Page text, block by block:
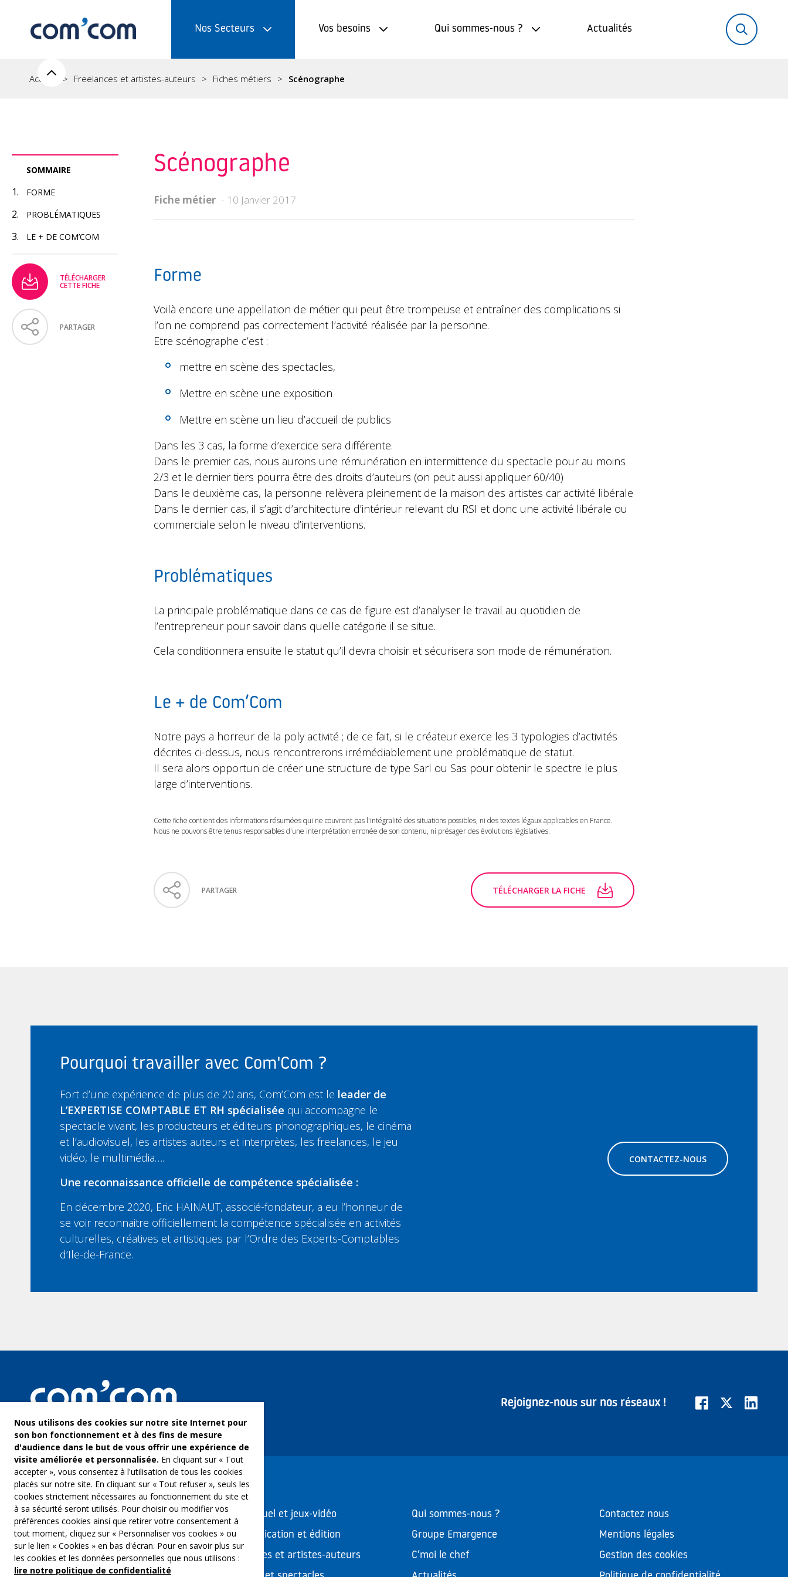
Nos Secteurs Vos besoins Qui sommes-nous ? Actualités
Rechercher:
Accueil Freelances et artistes-auteurs Fiches métiers Scénographe
Scénographe
Fiche métier 10 Janvier 2017
SOMMAIRE
FORME
PROBLÉMATIQUES
LE + DE COM’COM
TÉLÉCHARGER
CETTE FICHE
PARTAGER
Forme
Voilà encore une appellation de métier qui peut être trompeuse et entraîner des complications si
l’on ne comprend pas correctement l’activité réalisée par la personne.
Etre scénographe c’est :
mettre en scène des spectacles,
Mettre en scène une exposition
Mettre en scène un lieu d’accueil de publics
Dans les 3 cas, la forme d’exercice sera différente.
Dans le premier cas, nous aurons une rémunération en intermittence du spectacle pour au moins
2/3 et le dernier tiers pourra être des droits d’auteurs (on peut aussi appliquer 60/40)
Dans le deuxième cas, la personne relèvera pleinement de la maison des artistes car activité libérale
Dans le dernier cas, il s’agit d’architecture d’intérieur relevant du RSI et donc une activité libérale ou
commerciale selon le niveau d’interventions.
Problématiques
La principale problématique dans ce cas de figure est d’analyser le travail au quotidien de
l’entrepreneur pour savoir dans quelle catégorie il se situe.
Cela conditionnera ensuite le statut qu’il devra choisir et sécurisera son mode de rémunération.
Le + de Com’Com
Notre pays a horreur de la poly activité ; de ce fait, si le créateur exerce les 3 typologies d’activités
décrites ci-dessus, nous rencontrerons irrémédiablement une problématique de statut.
Il sera alors opportun de créer une structure de type Sarl ou Sas pour obtenir le spectre le plus
large d’interventions.
Cette fiche contient des informations résumées qui ne couvrent pas l'intégralité des situations possibles, ni des textes légaux applicables en France.
Nous ne pouvons être tenus responsables d'une interprétation erronée de son contenu, ni présager des évolutions législatives.
PARTAGER TÉLÉCHARGER LA FICHE
Pourquoi travailler avec Com'Com ?
Fort d’une expérience de plus de 20 ans, Com’Com est le leader de
L’EXPERTISE COMPTABLE ET RH spécialisée qui accompagne le
spectacle vivant, les producteurs et éditeurs phonographiques, le cinéma
et l’audiovisuel, les artistes auteurs et interprètes, les freelances, le jeu
vidéo, le multimédia….
Une reconnaissance officielle de compétence spécialisée :
En décembre 2020, Eric HAINAUT, associé-fondateur, a eu l’honneur de
se voir reconnaitre officiellement la compétence spécialisée en activités
culturelles, créatives et artistiques par l’Ordre des Experts-Comptables
d’Ile-de-France.
CONTACTEZ-NOUS
Rejoignez-nous sur nos réseaux !
COM’COM
Groupe Emargence
141 avenue de Wagram
75017 Paris
Audiovisuel et jeux-vidéo
Communication et édition
Freelances et artistes-auteurs
Qui sommes-nous ?
Groupe Emargence
C’moi le chef
Contactez nous
Mentions légales
Gestion des cookies
Nous utilisons des cookies sur notre site Internet pour
son bon fonctionnement et à des fins de mesure
d'audience dans le but de vous offrir une expérience de
visite améliorée et personnalisée. En cliquant sur « Tout
accepter », vous consentez à l'utilisation de tous les cookies
placés sur notre site. En cliquant sur « Tout refuser », seuls les
cookies strictement nécessaires au fonctionnement du site et
à sa sécurité seront utilisés. Pour choisir ou modifier vos
préférences cookies ainsi que retirer votre consentement à
tout moment, cliquez sur « Personnaliser vos cookies » ou
sur le lien « Cookies » en bas d'écran. Pour en savoir plus sur
les cookies et les données personnelles que nous utilisons :
lire notre politique de confidentialité